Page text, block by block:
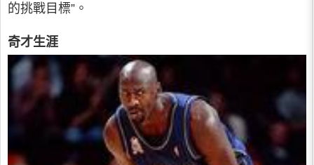
的挑戰目標”。
奇才生涯